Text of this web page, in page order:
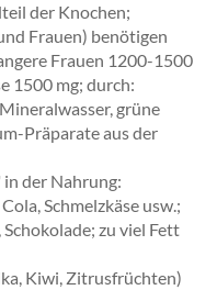
der Knochen;
Frauen) benötigen
Frauen 1200-1500
1500 mg; durch:
grüne
Präparate aus der
der Nahrung:
Schmelzkäse usw.;
zu viel Fett
Kiwi, Zitrusfrüchten)